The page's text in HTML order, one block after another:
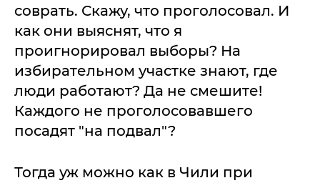
соврать. Скажу, что проголосовал. И
как они выяснят, что я
проигнорировал выборы? На
избирательном участке знают, где
люди работают? Да не смешите!
Каждого не проголосовавшего
посадят "на подвал"?
Тогда уж можно как в Чили при